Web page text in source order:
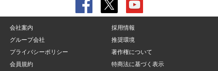
会社案内
採用情報
グループ会社
推奨環境
プライバシーポリシー
著作権について
会員規約
特商法に基づく表示